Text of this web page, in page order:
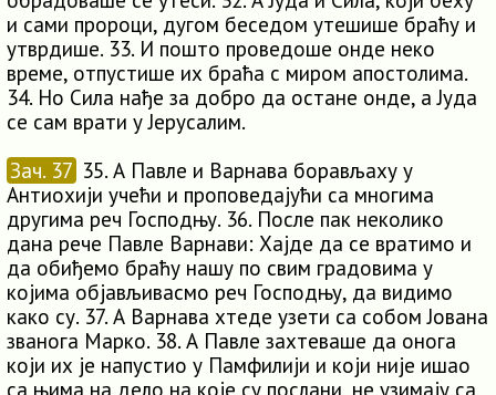
и сами пророци, дугом беседом утешише браћу и
утврдише. 33. И пошто проведоше онде неко
време, отпустише их браћа с миром апостолима.
34. Но Сила нађе за добро да остане онде, а Јуда
се сам врати у Јерусалим.
Зач. 37 35. А Павле и Варнава борављаху у
Антиохији учећи и проповедајући са многима
другима реч Господњу. 36. После пак неколико
дана рече Павле Варнави: Хајде да се вратимо и
да обиђемо браћу нашу по свим градовима у
којима објављивасмо реч Господњу, да видимо
како су. 37. А Варнава хтеде узети са собом Јована
званога Марко. 38. А Павле захтеваше да онога
који их је напустио у Памфилији и који није ишао
са њима на дело на које су послани, не узимају са